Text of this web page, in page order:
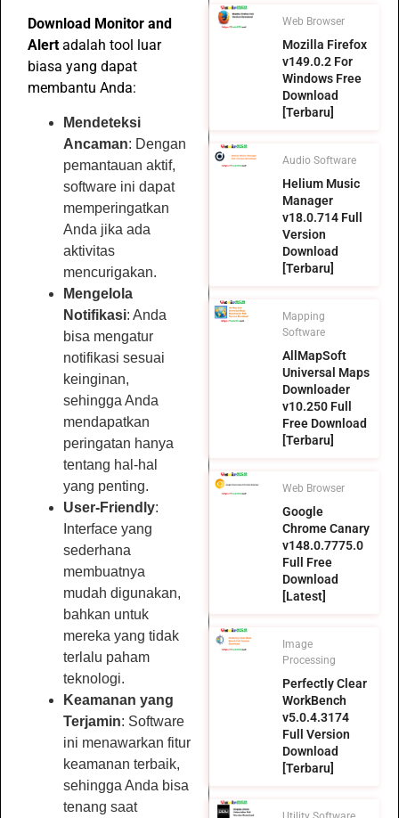
Download Monitor and
Alert adalah tool luar
biasa yang dapat
membantu Anda:
Mendeteksi
Ancaman: Dengan
pemantauan aktif,
software ini dapat
memperingatkan
Anda jika ada
aktivitas
mencurigakan.
Mengelola
Notifikasi: Anda
bisa mengatur
notifikasi sesuai
keinginan,
sehingga Anda
mendapatkan
peringatan hanya
tentang hal-hal
yang penting.
User-Friendly:
Interface yang
sederhana
membuatnya
mudah digunakan,
bahkan untuk
mereka yang tidak
terlalu paham
teknologi.
Keamanan yang
Terjamin: Software
ini menawarkan fitur
keamanan terbaik,
sehingga Anda bisa
tenang saat
Web Browser
Mozilla Firefox
v149.0.2 For
Windows Free
Download
[Terbaru]
Audio Software
Helium Music
Manager
v18.0.714 Full
Version
Download
[Terbaru]
Mapping
Software
AllMapSoft
Universal Maps
Downloader
v10.250 Full
Free Download
[Terbaru]
Web Browser
Google
Chrome Canary
v148.0.7775.0
Full Free
Download
[Latest]
Image
Processing
Perfectly Clear
WorkBench
v5.0.4.3174
Full Version
Download
[Terbaru]